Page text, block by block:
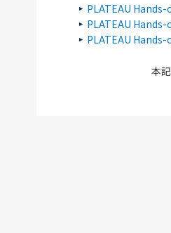
PLATEAU Hands-
PLATEAU Hands-
PLATEAU Hands-
本